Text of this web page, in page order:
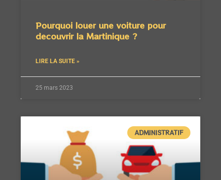
Pourquoi louer une voiture pour
decouvrir la Martinique ?
LIRE LA SUITE »
25 mars 2023
ADMINISTRATIF